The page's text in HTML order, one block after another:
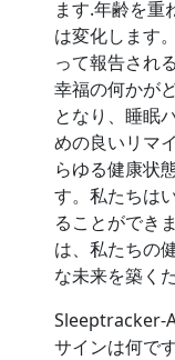
ます.年齢を重
は変化します
って報告され
幸福の何かが
となり、睡眠
めの良いリマ
らゆる健康状
す。私たちは
ることができ
は、私たちの
な未来を築く
Sleeptracker-
サインは何で